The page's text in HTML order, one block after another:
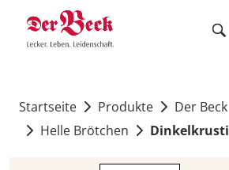
Startseite Produkte Der Beck
Helle Brötchen
Dinkelkrusti